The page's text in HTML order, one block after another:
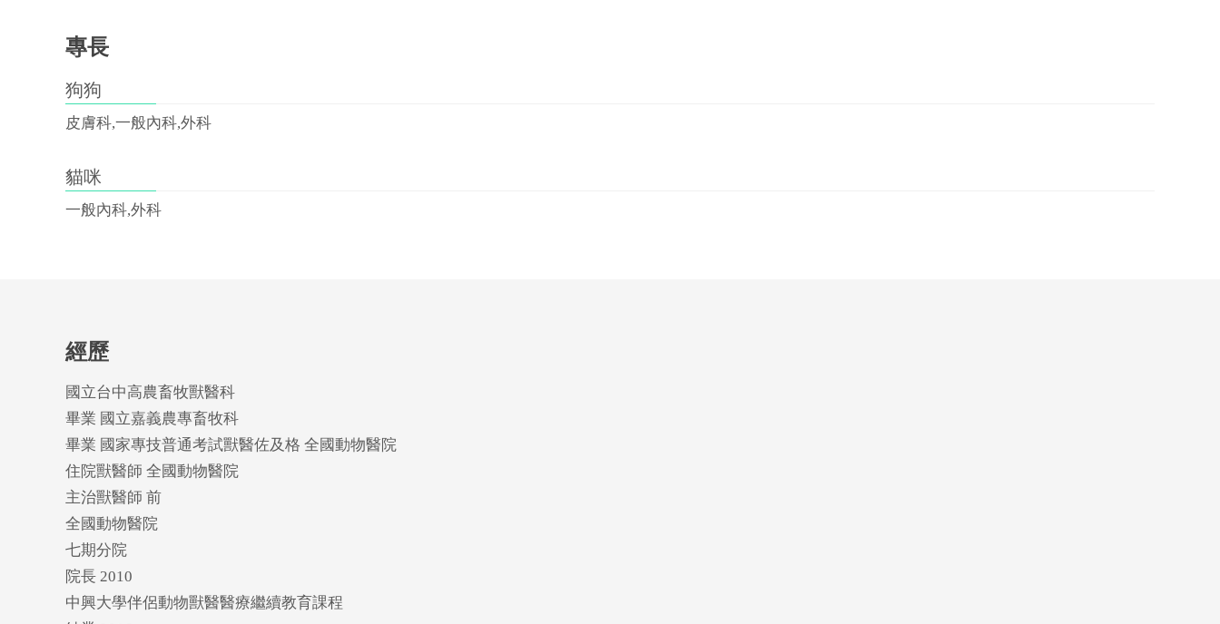
專長
狗狗
皮膚科,一般內科,外科
貓咪
一般內科,外科
經歷
國立台中高農畜牧獸醫科
畢業 國立嘉義農專畜牧科
畢業 國家專技普通考試獸醫佐及格 全國動物醫院
住院獸醫師 全國動物醫院
主治獸醫師 前
全國動物醫院
七期分院
院長 2010
中興大學伴侶動物獸醫醫療繼續教育課程